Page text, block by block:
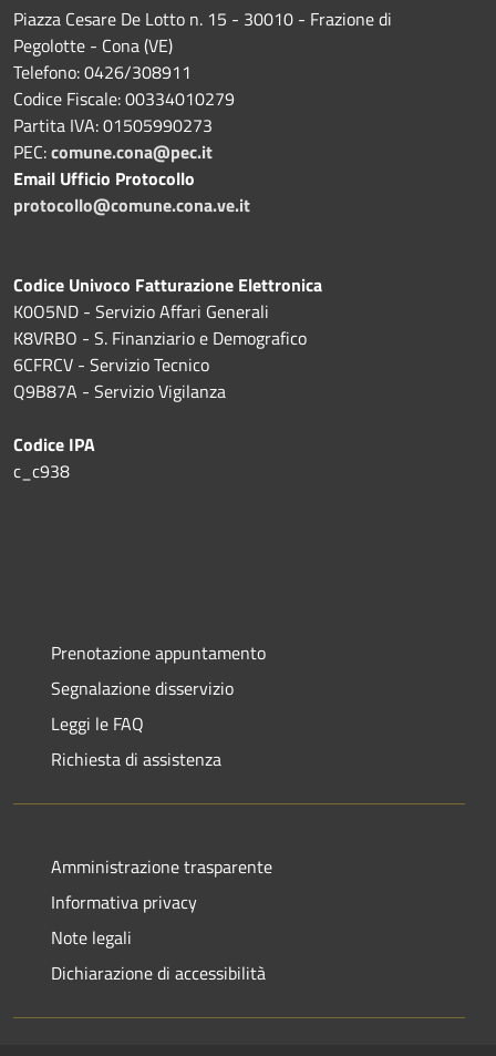
Piazza Cesare De Lotto n. 15 - 30010 - Frazione di
Pegolotte - Cona (VE)
Telefono: 0426/308911
Codice Fiscale: 00334010279
Partita IVA: 01505990273
PEC:comune.cona@pec.it
Email Ufficio Protocollo
protocollo@comune.cona.ve.it
Codice Univoco Fatturazione Elettronica
K0O5ND - Servizio Affari Generali
K8VRBO - S. Finanziario e Demografico
6CFRCV - Servizio Tecnico
Q9B87A - Servizio Vigilanza
Codice IPA
c_c938
Prenotazione appuntamento
Segnalazione disservizio
Leggi le FAQ
Richiesta di assistenza
Amministrazione trasparente
Informativa privacy
Note legali
Dichiarazione di accessibilità